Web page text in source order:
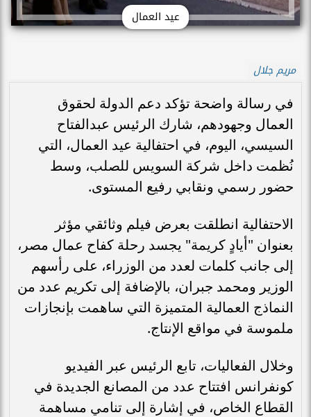
عيد العمال
مريم جلال
في رسالة واضحة تؤكد دعم الدولة لحقوق
العمال وجهودهم، شارك الرئيس عبدالفتاح
السيسي، اليوم، في احتفالية عيد العمال، التي
نُظمت داخل شركة السويس للصلب، وسط
حضور رسمي ونقابي رفيع المستوى.
الاحتفالية انطلقت بعرض فيلم وثائقي مؤثر
بعنوان "أيادٍ كريمة" يجسد رحلة كفاح عمال مصر،
إلى جانب كلمات لعدد من الوزراء، على رأسهم
الوزير ومحمد جبران، بالإضافة إلى تكريم عدد من
النماذج العمالية المتميزة التي ساهمت بإنجازات
ملموسة في مواقع الإنتاج.
وخلال الفعاليات، تابع الرئيس عبر الفيديو
كونفرانس افتتاح عدد من المصانع الجديدة في
القطاع الخاص، في إشارة إلى تنامي مساهمة